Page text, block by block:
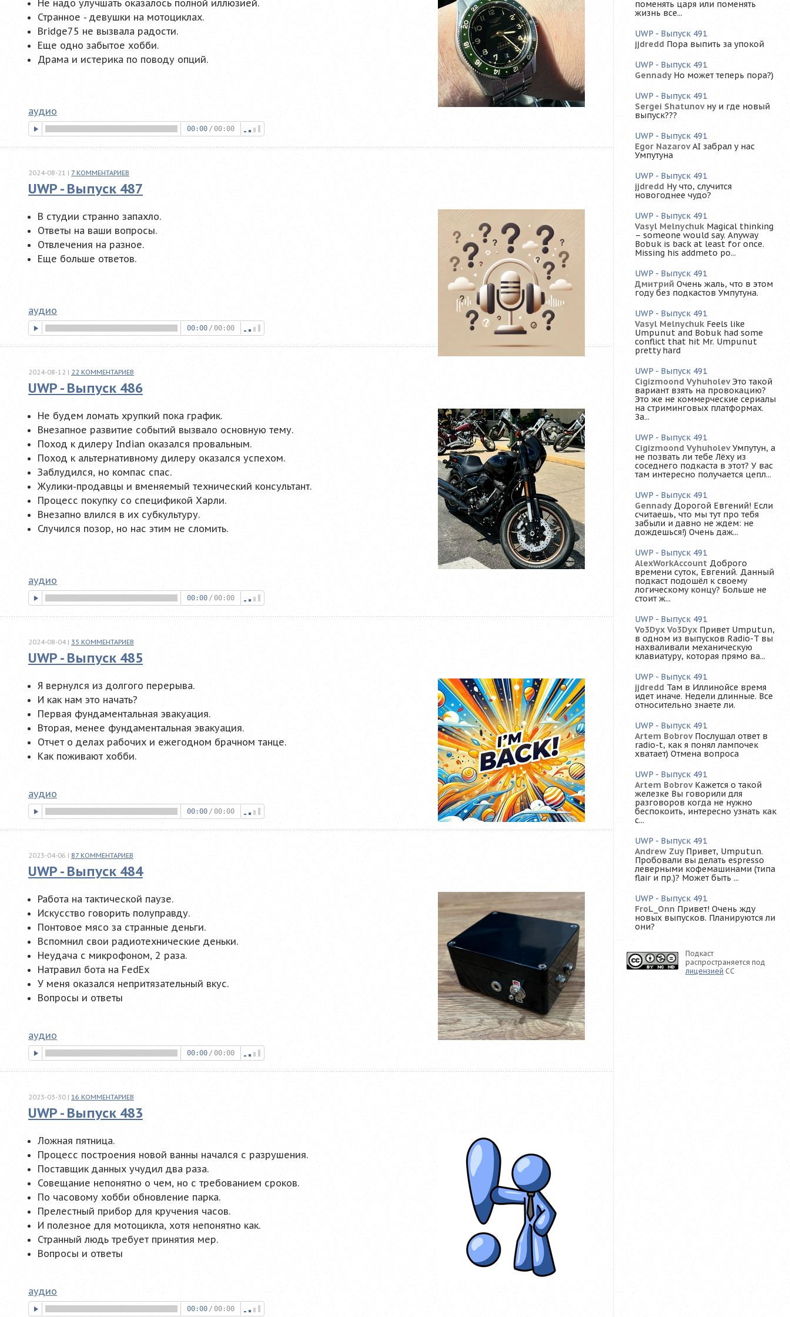
Не надо улучшать оказалось полной иллюзией.
Странное - девушки на мотоциклах.
Bridge75 не вызвала радости.
Еще одно забытое хобби.
Драма и истерика по поводу опций.
аудио
00:00 / 00:00
UWP - Выпуск 487
2024-08-21 | 7 КОММЕНТАРИЕВ
В студии странно запахло.
Ответы на ваши вопросы.
Отвлечения на разное.
Еще больше ответов.
аудио
00:00 / 00:00
UWP - Выпуск 486
2024-08-12 | 22 КОММЕНТАРИЕВ
Не будем ломать хрупкий пока график.
Внезапное развитие событий вызвало основную тему.
Поход к дилеру Indian оказался провальным.
Поход к альтернативному дилеру оказался успехом.
Заблудился, но компас спас.
Жулики-продавцы и вменяемый технический консультант.
Процесс покупку со спецификой Харли.
Внезапно влился в их субкультуру.
Случился позор, но нас этим не сломить.
аудио
00:00 / 00:00
UWP - Выпуск 485
2024-08-04 | 35 КОММЕНТАРИЕВ
Я вернулся из долгого перерыва.
И как нам это начать?
Первая фундаментальная эвакуация.
Вторая, менее фундаментальная эвакуация.
Отчет о делах рабочих и ежегодном брачном танце.
Как поживают хобби.
аудио
00:00 / 00:00
UWP - Выпуск 484
2023-04-06 | 87 КОММЕНТАРИЕВ
Работа на тактической паузе.
Искусство говорить полуправду.
Понтовое мясо за странные деньги.
Вспомнил свои радиотехнические деньки.
Неудача с микрофоном, 2 раза.
Натравил бота на FedEx
У меня оказался непритязательный вкус.
Вопросы и ответы
аудио
00:00 / 00:00
UWP - Выпуск 483
2023-03-30 | 16 КОММЕНТАРИЕВ
Ложная пятница.
Процесс построения новой ванны начался с разрушения.
Поставщик данных учудил два раза.
Совещание непонятно о чем, но с требованием сроков.
По часовому хобби обновление парка.
Прелестный прибор для кручения часов.
И полезное для мотоцикла, хотя непонятно как.
Странный людь требует принятия мер.
Вопросы и ответы
аудио
00:00 / 00:00
поменять царя или поменять
жизнь все...
UWP - Выпуск 491
jjdredd Пора выпить за упокой
UWP - Выпуск 491
Gennady Но может теперь пора?)
UWP - Выпуск 491
Sergei Shatunov ну и где новый
выпуск???
UWP - Выпуск 491
Egor Nazarov AI забрал у нас
Умпутуна
UWP - Выпуск 491
jjdredd Ну что, случится
новогоднее чудо?
UWP - Выпуск 491
Vasyl Melnychuk Magical thinking
– someone would say. Anyway
Bobuk is back at least for once.
Missing his addmeto po...
UWP - Выпуск 491
Дмитрий Очень жаль, что в этом
году без подкастов Умпутуна.
UWP - Выпуск 491
Vasyl Melnychuk Feels like
Umpunut and Bobuk had some
conflict that hit Mr. Umpunut
pretty hard
UWP - Выпуск 491
Cigizmoond Vyhuholev Это такой
вариант взять на провокацию?
Это же не коммерческие сериалы
на стриминговых платформах.
За...
UWP - Выпуск 491
Cigizmoond Vyhuholev Умпутун, а
не позвать ли тебе Лёху из
соседнего подкаста в этот? У вас
там интересно получается цепл...
UWP - Выпуск 491
Gennady Дорогой Евгений! Если
считаешь, что мы тут про тебя
забыли и давно не ждем: не
дождешься!) Очень даж...
UWP - Выпуск 491
AlexWorkAccount Доброго
времени суток, Евгений. Данный
подкаст подошёл к своему
логическому концу? Больше не
стоит ж...
UWP - Выпуск 491
Vo3Dyx Vo3Dyx Привет Umputun,
в одном из выпусков Radio-T вы
нахваливали механическую
клавиатуру, которая прямо ва...
UWP - Выпуск 491
jjdredd Там в Иллинойсе время
идет иначе. Недели длинные. Все
относительно знаете ли.
UWP - Выпуск 491
Artem Bobrov Послушал ответ в
radio-t, как я понял лампочек
хватает) Отмена вопроса
UWP - Выпуск 491
Artem Bobrov Кажется о такой
железке Вы говорили для
разговоров когда не нужно
беспокоить, интересно узнать как
с...
UWP - Выпуск 491
Andrew Zuy Привет, Umputun.
Пробовали вы делать espresso
леверными кофемашинами (типа
flair и пр.)? Может быть ...
UWP - Выпуск 491
FroL_Onn Привет! Очень жду
новых выпусков. Планируются ли
они?
Подкаст
распространяется под
лицензией CC